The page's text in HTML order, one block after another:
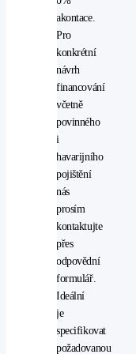
posilovač
řízení
přední
světla
LED
protiprokluzový
systém
kol
(ASR)
rádio
stabilizace
podvozku
(ESP)
start-
stop
systém
startování
tlačítkem
USB
vyhřívaná
sedadla
akontace.
Pro
konkrétní
návrh
financování
včetně
povinného
i
havarijního
pojištění
nás
prosím
kontaktujte
přes
odpovědní
formulář.
Ideální
je
specifikovat
požadovanou